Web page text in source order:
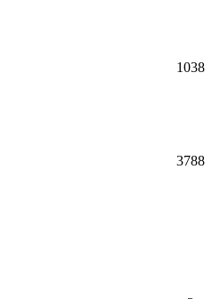
1038
3788